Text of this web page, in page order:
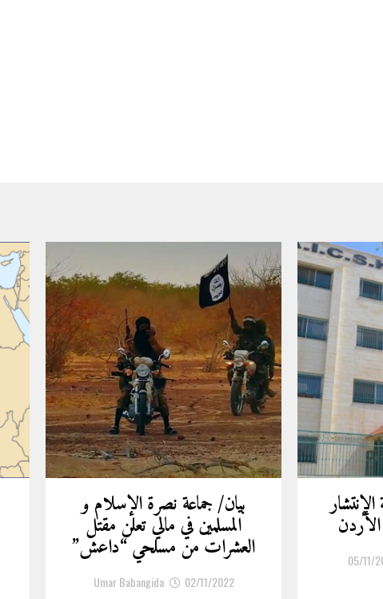
05/11/
بيان/ جماعة نصرة الإسلام و
المسلمين في مالي تعلن مقتل
العشرات من مسلحي “داعش”
Umar Babangida 02/11/2022